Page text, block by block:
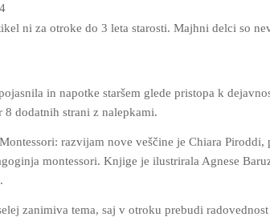
ni za otroke do 3 leta starosti. Majhni delci so
in napotke staršem glede pristopa k
8 dodatnih strani z nalepkami.
razvijam nove veščine je Chiara
montessori. Knjige je ilustrirala Agnese
zanimiva tema, saj v otroku prebudi